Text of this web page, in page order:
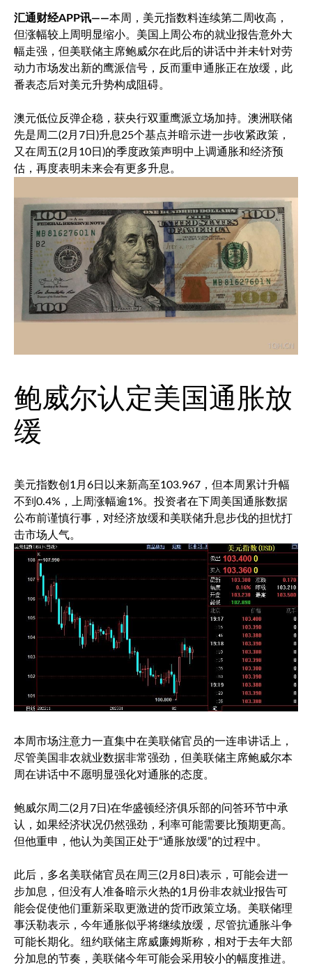
汇通财经APP讯——本周， 美元指数料连续第二周收高，
但涨幅较上周明显缩小。美国上周公布的就业报告意外大
幅走强，但美联储主席鲍威尔在此后的讲话中并未针对劳
动力市场发出新的鹰派信号，反而重申通胀正在放缓，此
番表态后对美元升势构成阻碍。
澳元低位反弹企稳，获央行双重鹰派立场加持。澳洲联储
先是周二(2月7日)升息25个基点并暗示进一步收紧政策，
又在周五(2月10日)的季度政策声明中上调通胀和经济预
估，再度表明未来会有更多升息。
鲍威尔认定美国通胀放
缓
美元指数创1月6日以来新高至103.967，但本周累计升幅
不到0.4%，上周涨幅逾1%。投资者在下周美国通胀数据
公布前谨慎行事，对经济放缓和美联储升息步伐的担忧打
击市场人气。
本周市场注意力一直集中在美联储官员的一连串讲话上，
尽管美国非农就业数据非常强劲，但美联储主席鲍威尔本
周在讲话中不愿明显强化对通胀的态度。
鲍威尔周二(2月7日)在华盛顿经济俱乐部的问答环节中承
认，如果经济状况仍然强劲，利率可能需要比预期更高。
但他重申，他认为美国正处于“通胀放缓”的过程中。
此后，多名美联储官员在周三(2月8日)表示，可能会进一
步加息，但没有人准备暗示火热的1月份非农就业报告可
能会促使他们重新采取更激进的货币政策立场。美联储理
事沃勒表示，今年通胀似乎将继续放缓，尽管抗通胀斗争
可能长期化。纽约联储主席威廉姆斯称，相对于去年大部
分加息的节奏，美联储今年可能会采用较小的幅度推进。